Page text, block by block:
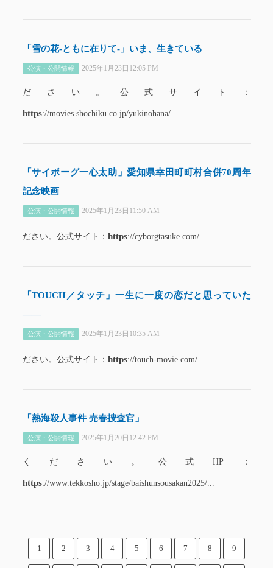
「雪の花-ともに在りて-」いま、生きている
公演・公開情報 2025年1月23日12:05 PM
ださい。公式サイト：
https://movies.shochiku.co.jp/yukinohana/...
「サイボーグ一心太助」愛知県幸田町町村合併70周年
記念映画
公演・公開情報 2025年1月23日11:50 AM
ださい。公式サイト： https://cyborgtasuke.com/...
「TOUCH／タッチ」一生に一度の恋だと思っていた
――
公演・公開情報 2025年1月23日10:35 AM
ださい。公式サイト： https://touch-movie.com/...
「熱海殺人事件 売春捜査官」
公演・公開情報 2025年1月20日12:42 PM
ください。公式HP：
https://www.tekkosho.jp/stage/baishunsousakan2025/...
1 2 3 4 5 6 7 8 9